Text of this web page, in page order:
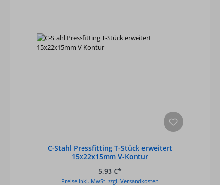
C-Stahl Pressfitting T-Stück erweitert
15x22x15mm V-Kontur
5,93 €*
Preise inkl. MwSt. zzgl. Versandkosten